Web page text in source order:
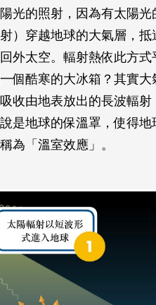
光的照射，因為有太陽光
）穿越地球的大氣層，抵
外太空。輻射熱依此方式
個酷寒的大冰箱？其實大
收由地表放出的長波輻射
是地球的保溫罩，使得地
為「溫室效應」。